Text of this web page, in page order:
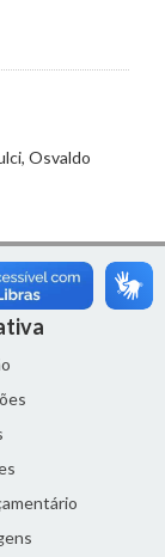
Osvaldo